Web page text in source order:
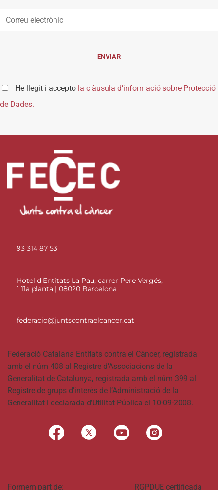
He llegit i accepto la clàusula d’informació sobre Protecció
de Dades.
93 314 87 53
Hotel d'Entitats La Pau, carrer Pere Vergés,
1 11a planta | 08020 Barcelona
federacio@juntscontraelcancer.cat
Federació Catalana Entitats contra el Càncer, registrada
amb el núm 408 al Registre d’Associacions de la
Generalitat de Catalunya, registrada amb el núm 399 al
Registre de grups d’interès de l’Administració de la
Generalitat i declarada d’Utilitat Pública el 10-09-2008.
Formem part de: RGPDUE certificada